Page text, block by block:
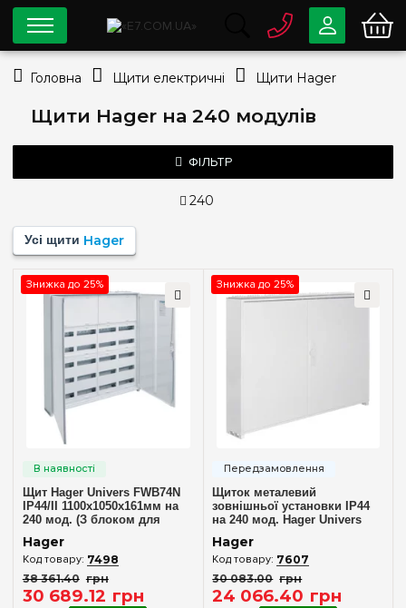
Щити Hager на 240 модулів
ФІЛЬТР
—
Зовнішній(2)
Кількість модулів
Пустой
3(+1)
4
6(+6)
8(+15)
240
Усі щити Hager
Знижка до 25%
Щит Hager Univers FWB74N
IP44/II 1100x1050x161мм на
240 мод. (З блоком для
Hager
7498
38 361.40 грн
30 689.12 грн
Знижка до 25%
Щиток металевий
зовнішньої установки IP44
на 240 мод. Hager Univers
Hager
7607
30 083.00 грн
24 066.40 грн
0 800 33-63-07
Безкоштовно
044 334-79-78
Viber
Головна Щити електричні Щити Hager